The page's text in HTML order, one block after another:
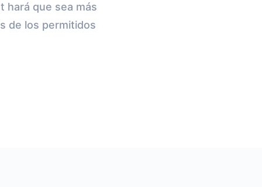
hará que sea más
de los permitidos